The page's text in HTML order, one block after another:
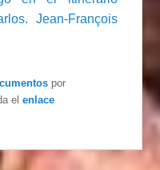
Jean-François
por
elenlace